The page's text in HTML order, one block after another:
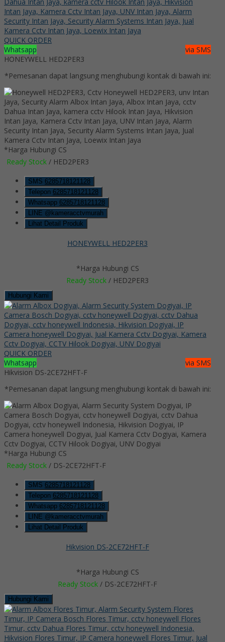
QUICK ORDER
Whatsapp
via SMS
HONEYWELL HED2PER3
*Pemesanan dapat langsung menghubungi kontak di bawah ini:
*Harga Hubungi CS
Ready Stock / HED2PER3
SMS 6285718121128
Telepon 6285718121128
Whatsapp 6285718121128
LINE @kameracctvmurah
Lihat Detail Produk
HONEYWELL HED2PER3
*Harga Hubungi CS
Ready Stock / HED2PER3
Hubungi Kami
QUICK ORDER
Whatsapp
via SMS
Hikvision DS-2CE72HFT-F
*Pemesanan dapat langsung menghubungi kontak di bawah ini:
*Harga Hubungi CS
Ready Stock / DS-2CE72HFT-F
SMS 6285718121128
Telepon 6285718121128
Whatsapp 6285718121128
LINE @kameracctvmurah
Lihat Detail Produk
Hikvision DS-2CE72HFT-F
*Harga Hubungi CS
Ready Stock / DS-2CE72HFT-F
Hubungi Kami